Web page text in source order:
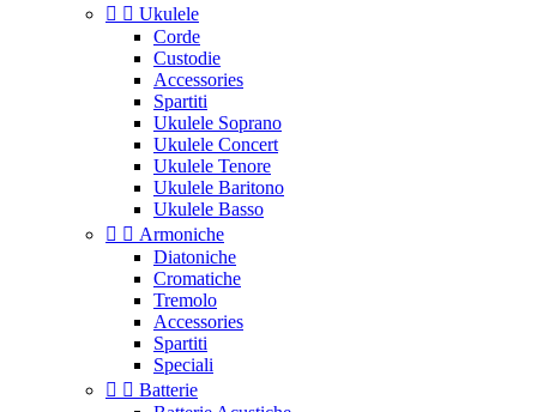
  Ukulele
Corde
Custodie
Accessories
Spartiti
Ukulele Soprano
Ukulele Concert
Ukulele Tenore
Ukulele Baritono
Ukulele Basso
  Armoniche
Diatoniche
Cromatiche
Tremolo
Accessories
Spartiti
Speciali
  Batterie